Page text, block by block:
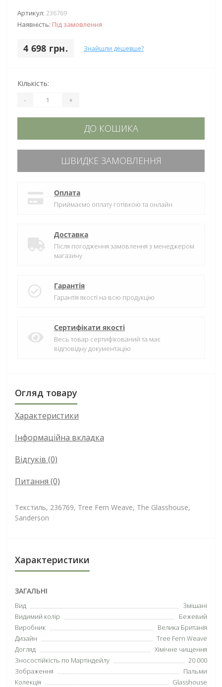
Артикул: 236769
Наявність: Під замовлення
4 698 грн. Знайшли дешевше?
Кількість:
- +
ДО КОШИКА
ШВИДКЕ ЗАМОВЛЕННЯ
Оплата
Приймаємо оплату готівкою та онлайн
Доставка
Після погодження замовлення з менеджером
магазину
Гарантія
Гарантія якості на всю продукцію
Сертифікати якості
Весь товар сертифікований та має
відповідну документацію
Огляд товару
Характеристики
Інформаційна вкладка
Відгуків (0)
Питання (0)
Текстиль, 236769, Tree Fern Weave, The Glasshouse,
Sanderson
Характеристики
ЗАГАЛЬНІ
Вид
Змішані
Видимий колір
Бежевий
Виробник
Велика Британія
Дизайн
Tree Fern Weave
Догляд
Хімічне чищення
Зносостійкість по Мартіндейлу
20 000
Зображення
Пальми
Колекція
Glasshouse